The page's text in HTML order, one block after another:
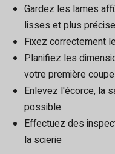
Gardez les lames
lisses et plus
Fixez correctement
Planifiez les
votre première coupe
Enlevez l'écorce, la
possible
Effectuez des
la scierie